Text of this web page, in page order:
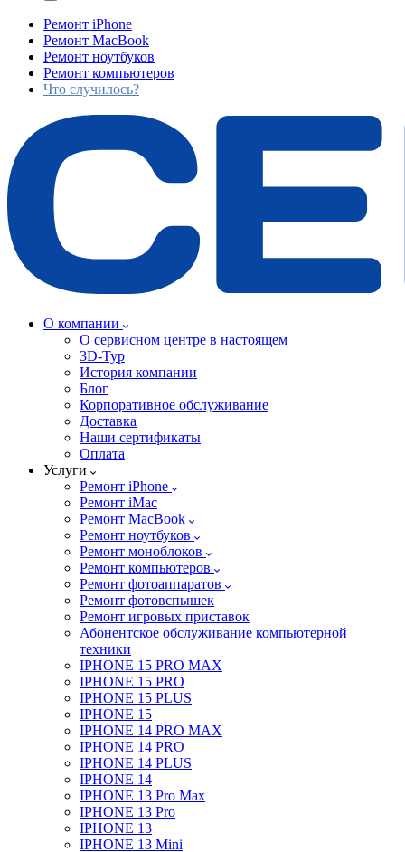
Ремонт iPhone
Ремонт MacBook
Ремонт ноутбуков
Ремонт компьютеров
Что случилось?
О компании
О сервисном центре в настоящем
3D-Тур
История компании
Блог
Корпоративное обслуживание
Доставка
Наши сертификаты
Оплата
Услуги
Ремонт iPhone
Ремонт iMac
Ремонт MacBook
Ремонт ноутбуков
Ремонт моноблоков
Ремонт компьютеров
Ремонт фотоаппаратов
Ремонт фотовспышек
Ремонт игровых приставок
Абонентское обслуживание компьютерной
техники
IPHONE 15 PRO MAX
IPHONE 15 PRO
IPHONE 15 PLUS
IPHONE 15
IPHONE 14 PRO MAX
IPHONE 14 PRO
IPHONE 14 PLUS
IPHONE 14
IPHONE 13 Pro Max
IPHONE 13 Pro
IPHONE 13
IPHONE 13 Mini